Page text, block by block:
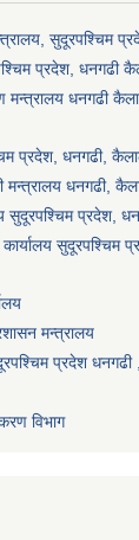
सुदूरपश्चिम
प्रदेश, धनगढी
मन्त्रालय धनगढी
प्रदेश, धनगढी,
मन्त्रालय धनगढी,
सुदूरपश्चिम प्रदेश,
कार्यालय सुदूरपश्चिम
मन्त्रालय
प्रदेश धनगढी
विभाग